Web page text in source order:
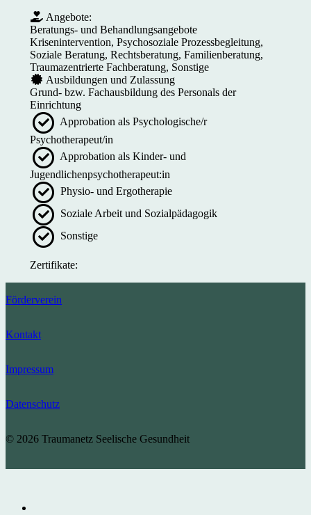
Angebote:
Beratungs- und Behandlungsangebote
Krisenintervention, Psychosoziale Prozessbegleitung,
Soziale Beratung, Rechtsberatung, Familienberatung,
Traumazentrierte Fachberatung, Sonstige
Ausbildungen und Zulassung
Grund- bzw. Fachausbildung des Personals der
Einrichtung
Approbation als Psychologische/r
Psychotherapeut/in
Approbation als Kinder- und
Jugendlichenpsychotherapeut:in
Physio- und Ergotherapie
Soziale Arbeit und Sozialpädagogik
Sonstige
Zertifikate:
Förderverein
Kontakt
Impressum
Datenschutz
© 2026 Traumanetz Seelische Gesundheit